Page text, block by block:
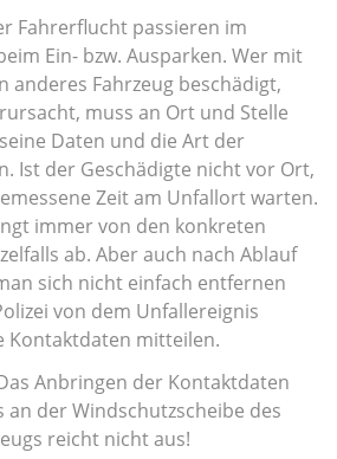
Fahrerflucht passieren im
Ein- bzw. Ausparken. Wer mit
anderes Fahrzeug beschädigt,
muss an Ort und Stelle
Daten und die Art der
Ist der Geschädigte nicht vor Ort,
Zeit am Unfallort warten.
immer von den konkreten
ab. Aber auch nach Ablauf
sich nicht einfach entfernen
von dem Unfallereignis
Kontaktdaten mitteilen.
Anbringen der Kontaktdaten
an der Windschutzscheibe des
reicht nicht aus!